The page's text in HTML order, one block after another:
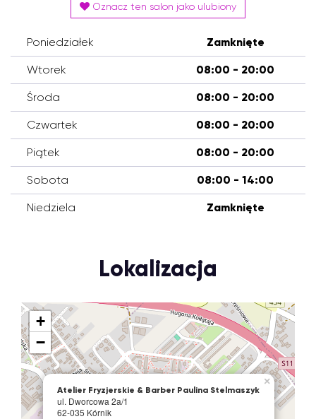
Oznacz ten salon jako ulubiony
Poniedziałek Zamknięte
Wtorek 08:00 - 20:00
Środa 08:00 - 20:00
Czwartek 08:00 - 20:00
Piątek 08:00 - 20:00
Sobota 08:00 - 14:00
Niedziela Zamknięte
Lokalizacja
Atelier Fryzjerskie & Barber Paulina Stelmaszyk
ul. Dworcowa 2a/1
62-035 Kórnik
×
+
−